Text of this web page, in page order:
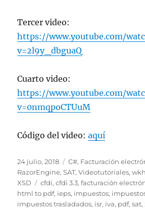
Tercer video:
https://www.youtube.com/
v=2l9y_dbguaQ
Cuarto video:
https://www.youtube.com/
v=0nmqpoCTUuM
Código del video:aquí
Publicado
el
24 julio, 2018 Categorías
C#, Facturación
RazorEngine,SAT,Videotutoriales,
XSD
Etiquetas
cfdi,cfdi 3.3,facturación
html to pdf, ieps, impuestos,
impuestos trasladados, isr, iva, pdf,sat,